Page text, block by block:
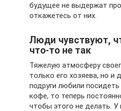
будущее не выдержат
откажетесь от них.
Люди чувствуют,
что-то не так
Тяжелую атмосферу
только его хозяева, но и
подруги любили
кофе, то теперь
чтобы этого не делать. У